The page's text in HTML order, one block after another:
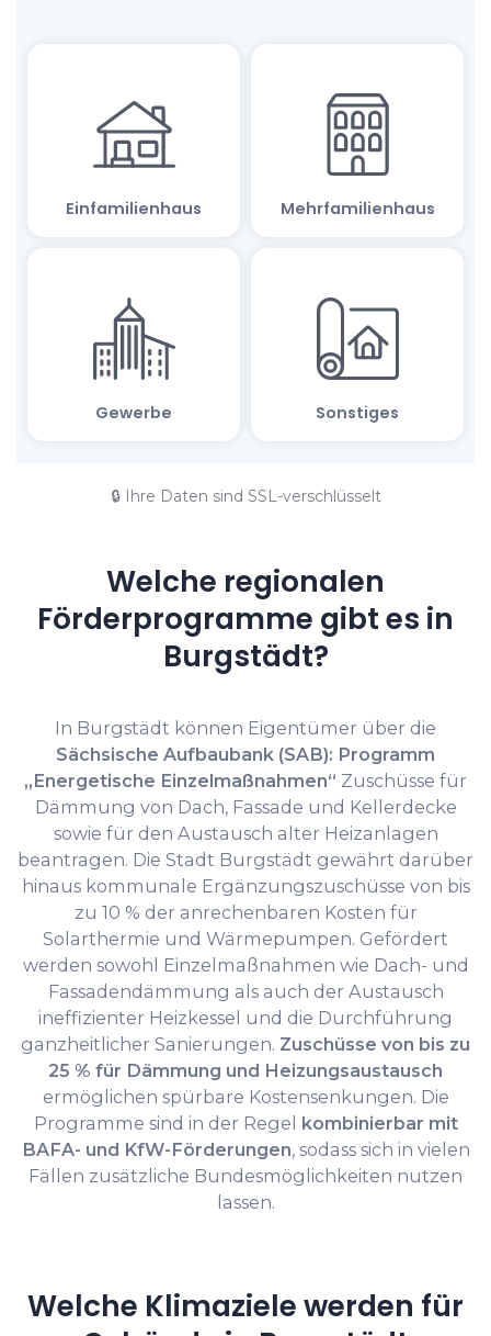
🔒 Ihre Daten sind SSL-verschlüsselt
Welche regionalen
Förderprogramme gibt es in
Burgstädt?
In Burgstädt können Eigentümer über die
Sächsische Aufbaubank (SAB): Programm
„Energetische Einzelmaßnahmen“ Zuschüsse für
Dämmung von Dach, Fassade und Kellerdecke
sowie für den Austausch alter Heizanlagen
beantragen. Die Stadt Burgstädt gewährt darüber
hinaus kommunale Ergänzungszuschüsse von bis
zu 10 % der anrechenbaren Kosten für
Solarthermie und Wärmepumpen. Gefördert
werden sowohl Einzelmaßnahmen wie Dach- und
Fassadendämmung als auch der Austausch
ineffizienter Heizkessel und die Durchführung
ganzheitlicher Sanierungen. Zuschüsse von bis zu
25 % für Dämmung und Heizungsaustausch
ermöglichen spürbare Kostensenkungen. Die
Programme sind in der Regel kombinierbar mit
BAFA- und KfW-Förderungen, sodass sich in vielen
Fällen zusätzliche Bundesmöglichkeiten nutzen
lassen.
Welche Klimaziele werden für